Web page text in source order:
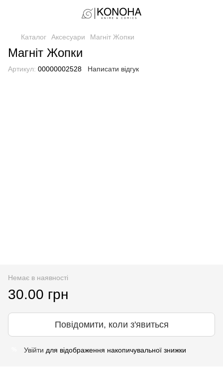
Каталог Аксесуари Магніт Жопки
Магніт Жопки
Артикул: 00000002528 Написати відгук
Немає в наявності
30.00 грн
Повідомити, коли з'явиться
Увійти для відображення накопичувальної знижки